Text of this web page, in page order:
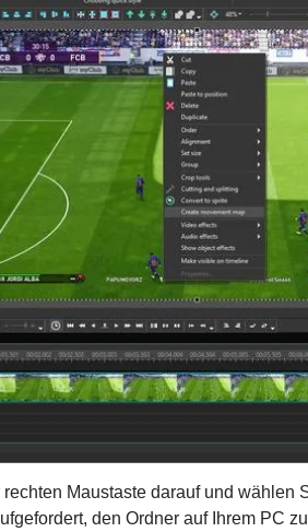
Maustaste darauf und
den Ordner auf Ihrem PC